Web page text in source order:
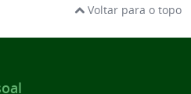
Voltar para o topo